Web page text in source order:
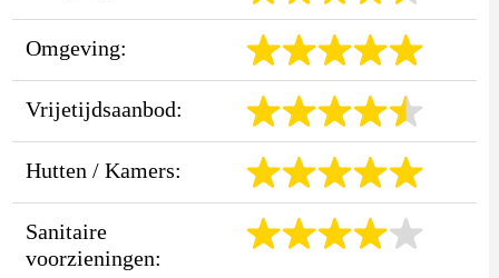
Omgeving:
Vrijetijdsaanbod:
Hutten / Kamers:
Sanitaire
voorzieningen: